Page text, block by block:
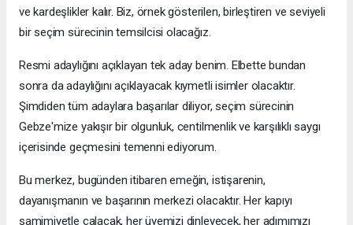
ve kardeşlikler kalır. Biz, örnek gösterilen, birleştiren ve seviyeli
bir seçim sürecinin temsilcisi olacağız.
Resmi adaylığını açıklayan tek aday benim. Elbette bundan
sonra da adaylığını açıklayacak kıymetli isimler olacaktır.
Şimdiden tüm adaylara başarılar diliyor, seçim sürecinin
Gebze'mize yakışır bir olgunluk, centilmenlik ve karşılıklı saygı
içerisinde geçmesini temenni ediyorum.
Bu merkez, bugünden itibaren emeğin, istişarenin,
dayanışmanın ve başarının merkezi olacaktır. Her kapıyı
samimiyetle çalacak, her üyemizi dinleyecek, her adımımızı